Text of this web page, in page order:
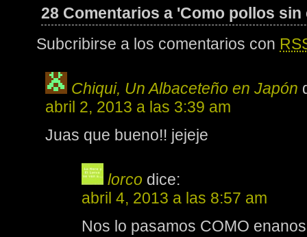
28 Comentarios a 'Como pollos sin
Subcribirse a los comentarios con
Chiqui, Un Albaceteño en Japón
abril 2, 2013 a las 3:39 am
Juas que bueno!! jejeje
lorco dice:
abril 4, 2013 a las 8:57 am
Nos lo pasamos COMO